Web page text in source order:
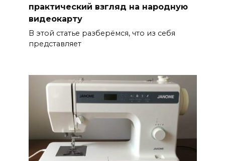
практический взгляд на народную
видеокарту
В этой статье разберёмся, что из себя
представляет